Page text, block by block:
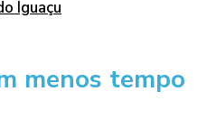
Iguaçu
menos tempo